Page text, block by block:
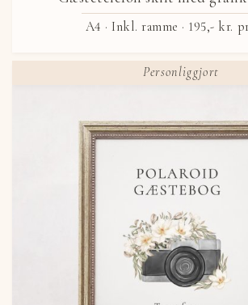
A4 · Inkl. ramme · 195,- kr.
Personliggjort